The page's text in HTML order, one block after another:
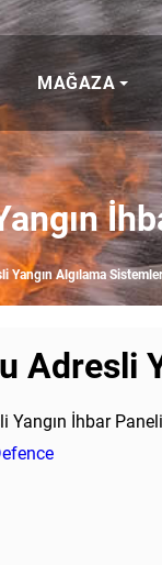
MAĞAZA
Yangın Algılama
Adresli
Yangın İhbar Paneli